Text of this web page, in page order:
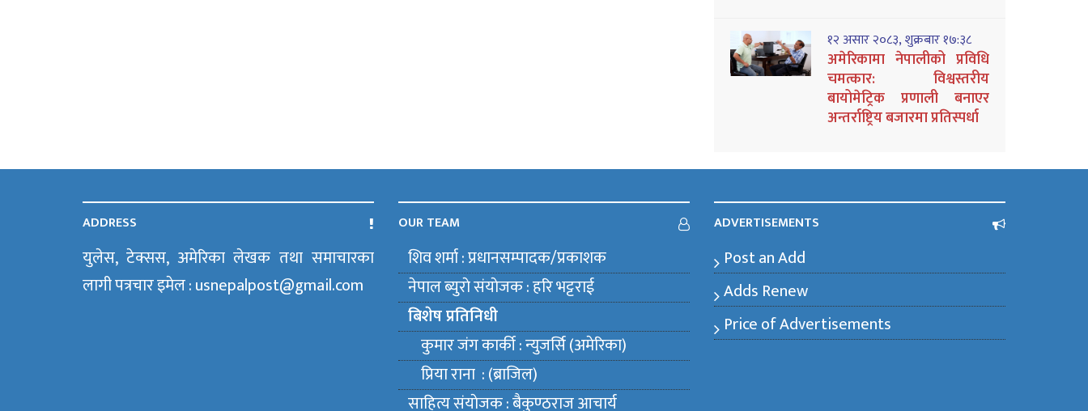
१२ असार २०८३, शुक्रबार १७:३८
अमेरिकामा नेपालीको प्रविधि
चमत्कार: विश्वस्तरीय
बायोमेट्रिक प्रणाली बनाएर
अन्तर्राष्ट्रिय बजारमा प्रतिस्पर्धा
ADDRESS
युलेस, टेक्सस, अमेरिका लेखक तथा समाचारका
लागी पत्रचार इमेल : usnepalpost@gmail.com
OUR TEAM
शिव शर्मा : प्रधानसम्पादक/प्रकाशक
नेपाल ब्युराे संयाेजक : हरि भट्टराई
बिशेष प्रतिनिधी
कुमार जंग कार्की : न्युजर्सि (अमेरिका)
प्रिया राना : (ब्राजिल)
साहित्य संयाेजक : बैकुण्ठराज आचार्य
ADVERTISEMENTS
Post an Add
Adds Renew
Price of Advertisements